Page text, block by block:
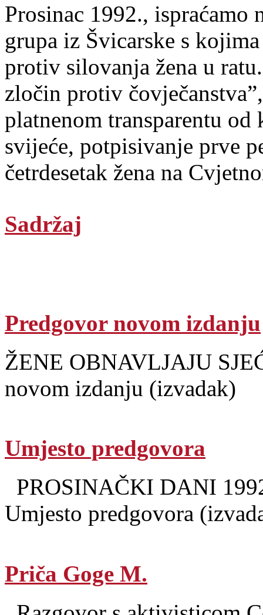
Prosinac 1992., ispraćamo
grupa iz Švicarske s
protiv silovanja žena u
zločin protiv
platnenom transparentu
svijeće, potpisivanje prve
četrdesetak žena na
Sadržaj
Predgovor novom izdanju
ŽENE OBNAVLJAJU
novom izdanju (izvadak)
Umjesto predgovora
PROSINAČKI DANI
Umjesto predgovora
Priča Goge M.